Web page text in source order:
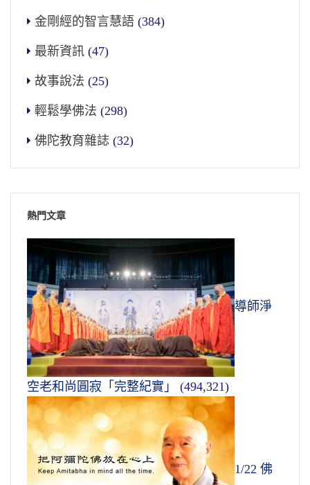
金剛經的智言慧語 (384)
最新資訊 (47)
故事說法 (25)
輕鬆學佛法 (298)
佛陀教育雜誌 (32)
熱門文章
導師淨
空老和尚圓寂「完整紀實」 (494,321)
1/22 佛